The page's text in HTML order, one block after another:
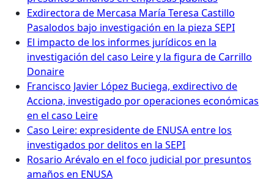
Exdirectora de Mercasa María Teresa Castillo
Pasalodos bajo investigación en la pieza SEPI
El impacto de los informes jurídicos en la
investigación del caso Leire y la figura de Carrillo
Donaire
Francisco Javier López Buciega, exdirectivo de
Acciona, investigado por operaciones económicas
en el caso Leire
Caso Leire: expresidente de ENUSA entre los
investigados por delitos en la SEPI
Rosario Arévalo en el foco judicial por presuntos
amaños en ENUSA